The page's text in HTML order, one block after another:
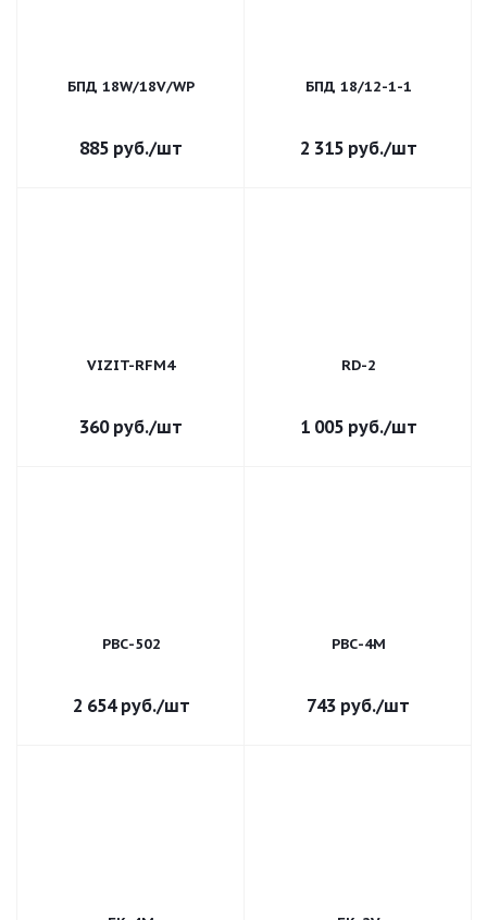
БПД 18W/18V/WP
885 руб./шт
БПД 18/12-1-1
2 315руб./шт
VIZIT-RFM4
360руб./шт
RD-2
1 005руб./шт
РВС-502
2 654руб./шт
РВС-4М
743 руб./шт